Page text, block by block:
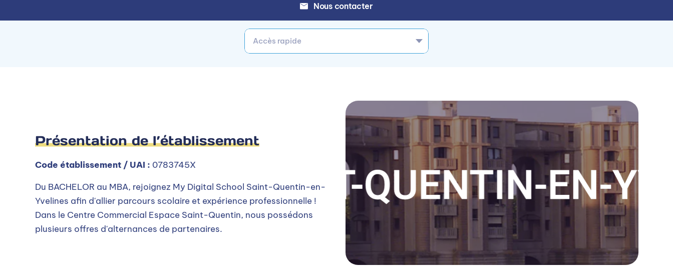
Nous contacter
Accès rapide
Présentation de l’établissement
Code établissement / UAI : 0783745X
Du BACHELOR au MBA, rejoignez My Digital School Saint-Quentin-en-
Yvelines afin d'allier parcours scolaire et expérience professionnelle !
Dans le Centre Commercial Espace Saint-Quentin, nous possédons
plusieurs offres d'alternances de partenaires.